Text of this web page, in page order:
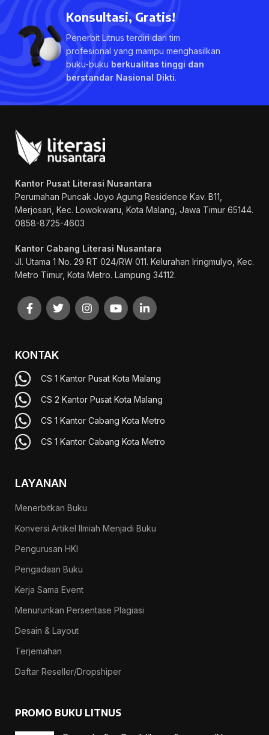
Konsultasi, Gratis!
Penerbit Litnus terdiri dari tim
profesional yang mampu menghasilkan
buku-buku berkualitas tinggi dan
berstandar Nasional Dikti.
Kantor Pusat Literasi Nusantara
Perumahan Puncak Joyo Agung Residence Kav. B11,
Merjosari, Kec. Lowokwaru, Kota Malang, Jawa Timur 65144.
0858-8725-4603
Kantor Cabang Literasi Nusantara
Jl. Utama 1 No. 29 RT 024/RW 011. Kelurahan Iringmulyo, Kec.
Metro Timur, Kota Metro. Lampung 34112.
KONTAK
CS 1 Kantor Pusat Kota Malang
CS 2 Kantor Pusat Kota Malang
CS 1 Kantor Cabang Kota Metro
CS 1 Kantor Cabang Kota Metro
LAYANAN
Menerbitkan Buku
Konversi Artikel Ilmiah Menjadi Buku
Pengurusan HKI
Pengadaan Buku
Kerja Sama Event
Menurunkan Persentase Plagiasi
Desain & Layout
Terjemahan
Daftar Reseller/Dropshiper
PROMO BUKU LITNUS